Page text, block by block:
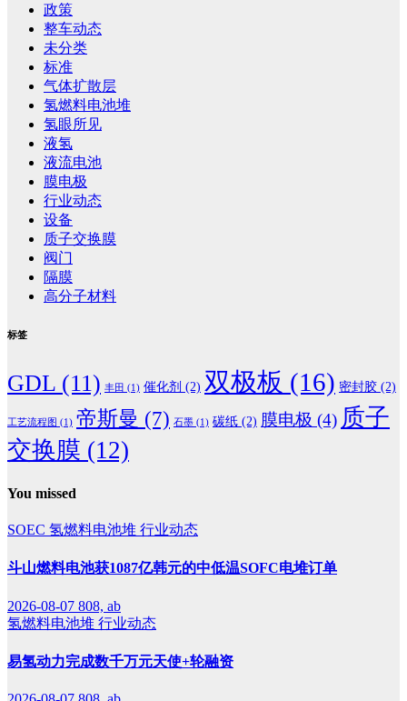
政策
整车动态
未分类
标准
气体扩散层
氢燃料电池堆
氢眼所见
液氢
液流电池
膜电极
行业动态
设备
质子交换膜
阀门
隔膜
高分子材料
标签
GDL (11) 丰田 (1) 催化剂 (2) 双极板 (16) 密封胶 (2)
工艺流程图 (1) 帝斯曼 (7) 石墨 (1) 碳纸 (2) 膜电极 (4) 质子
交换膜 (12)
You missed
SOEC 氢燃料电池堆 行业动态
斗山燃料电池获1087亿韩元的中低温SOFC电堆订单
2026-08-07 808, ab
氢燃料电池堆 行业动态
易氢动力完成数千万元天使+轮融资